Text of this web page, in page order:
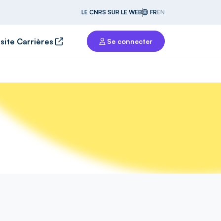
LE CNRS SUR LE WEB FREN
Carrières Se connecter